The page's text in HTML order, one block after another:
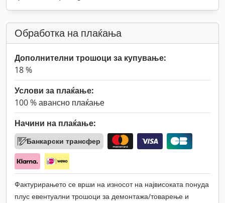
Обработка на плаќања
Дополнителни трошоци за купување:
18 %
Услови за плаќање:
100 % авансно плаќање
Начини на плаќање:
Банкарски трансфер
Фактурирањето се врши на износот на највисоката понуда
плус евентуални трошоци за демонтажа/товарење и